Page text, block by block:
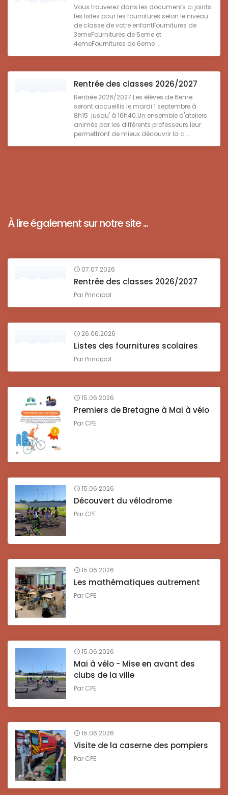
Vous trouverez dans les documents ci joints
les listes pour les fournitures selon le niveau
de classe de votre enfantFournitures de
3emeFournitures de 5eme et
4emeFournitures de 6eme ...
Rentrée des classes 2026/2027
Rentrée 2026/2027 Les élèves de 6eme
seront accueillis le mardi 1 septembre à
8h15 jusqu' à 16h40.Un ensemble d'ateliers
animés par les différents professeurs leur
permettront de mieux découvrir la c ...
À lire également sur notre site ...
07.07.2026
Rentrée des classes 2026/2027
Par Principal
26.06.2026
Listes des fournitures scolaires
Par Principal
15.06.2026
Premiers de Bretagne à Mai à vélo
Par CPE
15.06.2026
Découvert du vélodrome
Par CPE
15.06.2026
Les mathématiques autrement
Par CPE
15.06.2026
Mai à vélo - Mise en avant des
clubs de la ville
Par CPE
15.06.2026
Visite de la caserne des pompiers
Par CPE